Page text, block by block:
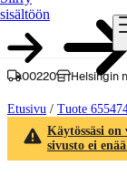
sisältöön
00220 Helsingin
Etusivu / Tuote
Käytössäsi
sivusto ei